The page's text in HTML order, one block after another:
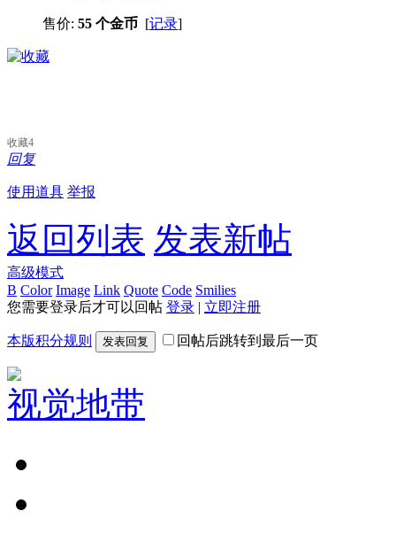
售价: 55 个金币 [记录]
收藏4
回复
使用道具 举报
返回列表 发表新帖
高级模式
B Color Image Link Quote Code Smilies
您需要登录后才可以回帖 登录 | 立即注册
本版积分规则 发表回复 回帖后跳转到最后一页
视觉地带